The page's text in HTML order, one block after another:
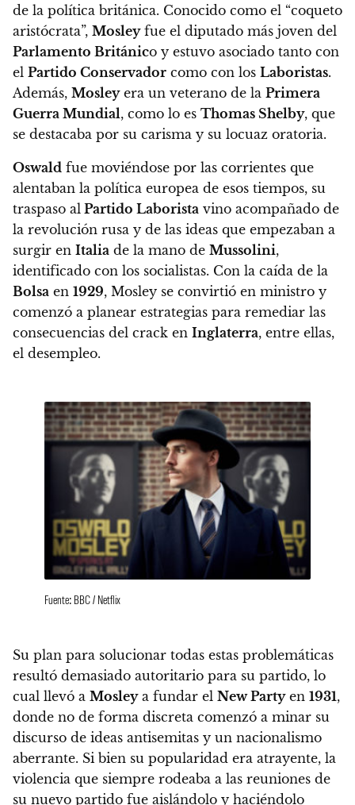
de la política británica. Conocido como el “coqueto
aristócrata”, Mosleyfue el diputado más joven del
Parlamento Británico y estuvo asociado tanto con
el Partido Conservador como con los Laboristas.
Además, Mosleyera un veterano de la Primera
Guerra Mundial, como lo es Thomas Shelby, que
se destacaba por su carisma y su locuaz oratoria.
Oswald fue moviéndose por las corrientes que
alentaban la política europea de esos tiempos, su
traspaso al Partido Laborista vino acompañado de
la revolución rusa y de las ideas que empezaban a
surgir en Italia de la mano de Mussolini,
identificado con los socialistas. Con la caída de la
Bolsa en 1929, Mosley se convirtió en ministro y
comenzó a planear estrategias para remediar las
consecuencias del crack en Inglaterra, entre ellas,
el desempleo.
Fuente: BBC / Netflix
Su plan para solucionar todas estas problemáticas
resultó demasiado autoritario para su partido, lo
cual llevó a Mosleya fundar el New Partyen 1931,
donde no de forma discreta comenzó a minar su
discurso de ideas antisemitas y un nacionalismo
aberrante. Si bien su popularidad era atrayente, la
violencia que siempre rodeaba a las reuniones de
su nuevo partido fue aislándolo y haciéndolo